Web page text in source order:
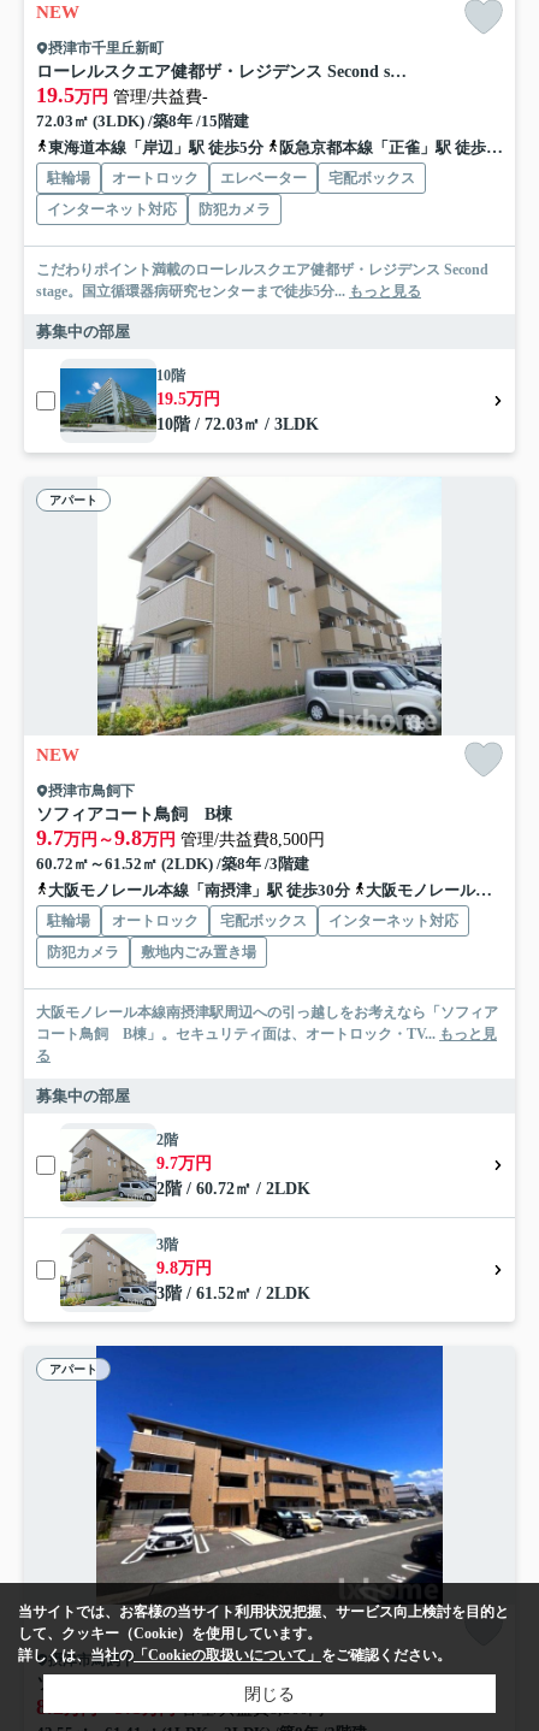
NEW
摂津市千里丘新町
ローレルスクエア健都ザ・レジデンス Second stage
19.5万円 管理/共益費-
72.03㎡ (3LDK) /築8年 /15階建
東海道本線「岸辺」駅 徒歩5分
阪急京都本線「正雀」駅 徒歩15分
駐輪場 オートロック エレベーター
宅配ボックス
インターネット対応
防犯カメラ
こだわりポイント満載のローレルスクエア健都ザ・レジデンス Second
stage。国立循環器病研究センターまで徒歩5分... もっと見る
募集中の部屋
10階
19.5万円
10階 / 72.03㎡ / 3LDK
アパート
NEW
摂津市鳥飼下
ソフィアコート鳥飼 B棟
9.7万円～9.8万円 管理/共益費8,500円
60.72㎡～61.52㎡ (2LDK) /築8年 /3階建
大阪モノレール本線「南摂津」駅 徒歩30分
大阪モノレール本線「摂津」駅 徒歩46分
駐輪場 オートロック 宅配ボックス
インターネット対応
防犯カメラ
敷地内ごみ置き場
大阪モノレール本線南摂津駅周辺への引っ越しをお考えなら「ソフィア
コート鳥飼 B棟」。セキュリティ面は、オートロック・TV... もっと見
る
募集中の部屋
2階
9.7万円
2階 / 60.72㎡ / 2LDK
3階
9.8万円
3階 / 61.52㎡ / 2LDK
アパート
摂津市鳥飼下
ソフィアコート鳥飼 A棟
8.2
管理/共益費8,500円
当サイトでは、お客様の当サイト利用状況把握、サービス向上検討を目的と
して、クッキー（Cookie）を使用しています。
詳しくは、当社の「Cookieの取扱いについて」 をご確認ください。
閉じる